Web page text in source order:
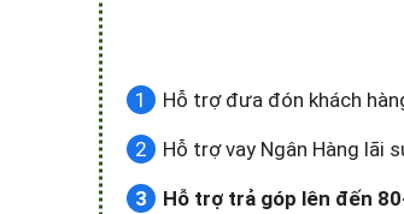
Hỗ trợ đưa đón khách
Hỗ trợ vay Ngân Hàng lãi
Hỗ trợ trả góp lên đến